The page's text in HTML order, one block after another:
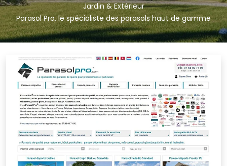
Jardin & Extérieur
Parasol Pro, le spécialiste des parasols haut de gamme